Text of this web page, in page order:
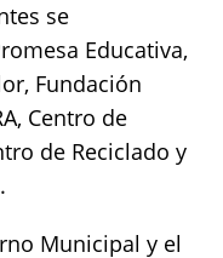
se
Educativa,
Fundación
Centro de
de Reciclado y
Municipal y el